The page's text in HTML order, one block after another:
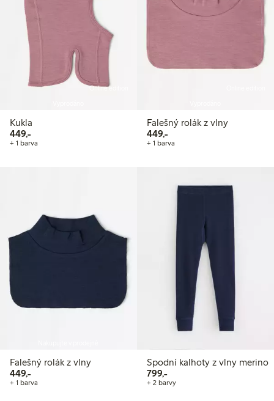
Online edition
Kukla
449,-449,00 Kč
+ 1 barva
Falešný rolák z vlny
449,-449,00 Kč
+ 1 barva
Falešný rolák z vlny
449,-449,00 Kč
+ 1 barva
Spodní kalhoty z vlny merino
799,-799,00 Kč
+ 2 barvy